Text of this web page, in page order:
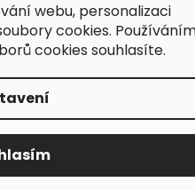
webu, personalizaci
cookies.
cookies souhlasíte.